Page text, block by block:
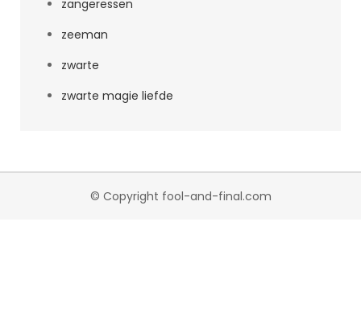
zangeressen
zeeman
zwarte
zwarte magie liefde
© Copyright fool-and-final.com